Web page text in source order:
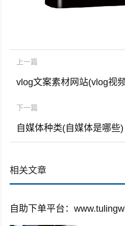
上一篇
vlog文案素材网站(vlog视
下一篇
自媒体种类(自媒体是哪些)
相关文章